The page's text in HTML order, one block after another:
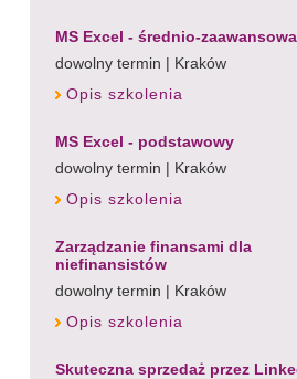
MS Excel - średnio-
dowolny termin | Kraków
Opis szkolenia
MS Excel - podstawowy
dowolny termin | Kraków
Opis szkolenia
Zarządzanie finansami dla
niefinansistów
dowolny termin | Kraków
Opis szkolenia
Skuteczna sprzedaż przez